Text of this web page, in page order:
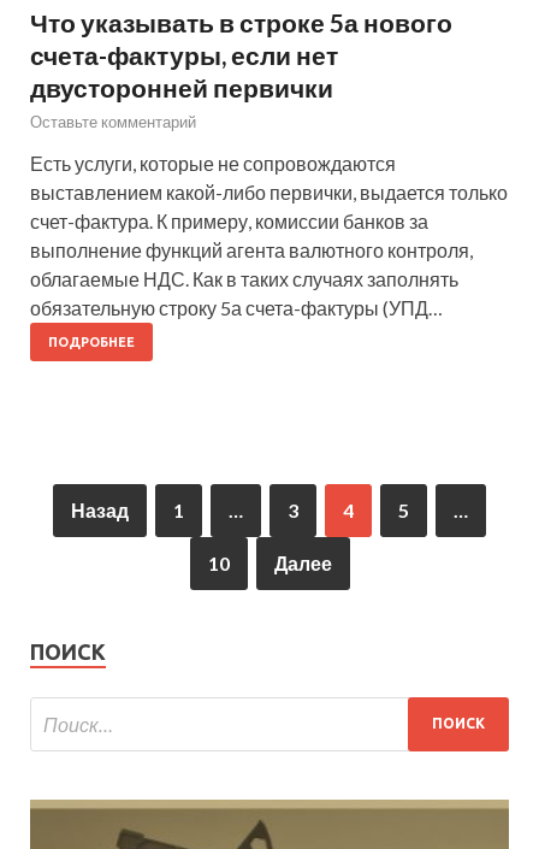
Что указывать в строке 5а нового
счета-фактуры, если нет
двусторонней первички
Оставьте комментарий
Есть услуги, которые не сопровождаются
выставлением какой-либо первички, выдается только
счет-фактура. К примеру, комиссии банков за
выполнение функций агента валютного контроля,
облагаемые НДС. Как в таких случаях заполнять
обязательную строку 5а счета-фактуры (УПД…
ПОДРОБНЕЕ
Назад 1 … 3 4 5 …
10 Далее
ПОИСК